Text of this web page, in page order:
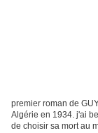
premier roman de
Algérie en 1934. j'ai
de choisir sa mort au